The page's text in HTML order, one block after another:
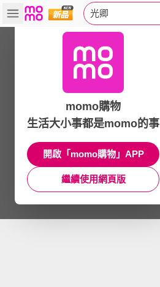
光卿
momo購物
生活大小事都是momo的事
開啟「momo購物」APP
繼續使用網頁版